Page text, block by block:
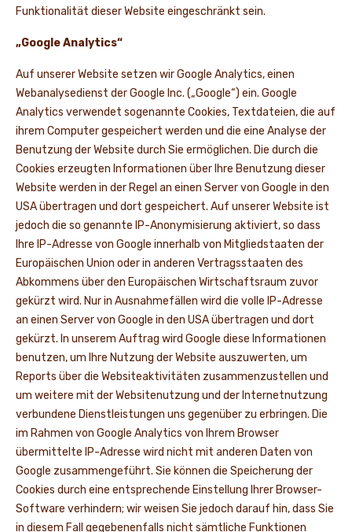
Funktionalität dieser Website eingeschränkt sein.
„Google Analytics“
Auf unserer Website setzen wir Google Analytics, einen
Webanalysedienst der Google Inc. („Google“) ein. Google
Analytics verwendet sogenannte Cookies, Textdateien, die auf
ihrem Computer gespeichert werden und die eine Analyse der
Benutzung der Website durch Sie ermöglichen. Die durch die
Cookies erzeugten Informationen über Ihre Benutzung dieser
Website werden in der Regel an einen Server von Google in den
USA übertragen und dort gespeichert. Auf unserer Website ist
jedoch die so genannte IP-Anonymisierung aktiviert, so dass
Ihre IP-Adresse von Google innerhalb von Mitgliedstaaten der
Europäischen Union oder in anderen Vertragsstaaten des
Abkommens über den Europäischen Wirtschaftsraum zuvor
gekürzt wird. Nur in Ausnahmefällen wird die volle IP-Adresse
an einen Server von Google in den USA übertragen und dort
gekürzt. In unserem Auftrag wird Google diese Informationen
benutzen, um Ihre Nutzung der Website auszuwerten, um
Reports über die Websiteaktivitäten zusammenzustellen und
um weitere mit der Websitenutzung und der Internetnutzung
verbundene Dienstleistungen uns gegenüber zu erbringen. Die
im Rahmen von Google Analytics von Ihrem Browser
übermittelte IP-Adresse wird nicht mit anderen Daten von
Google zusammengeführt. Sie können die Speicherung der
Cookies durch eine entsprechende Einstellung Ihrer Browser-
Software verhindern; wir weisen Sie jedoch darauf hin, dass Sie
in diesem Fall gegebenenfalls nicht sämtliche Funktionen